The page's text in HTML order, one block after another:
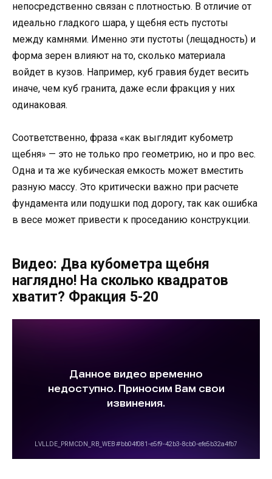
непосредственно связан с плотностью. В отличие от
идеально гладкого шара, у щебня есть пустоты
между камнями. Именно эти пустоты (лещадность) и
форма зерен влияют на то, сколько материала
войдет в кузов. Например, куб гравия будет весить
иначе, чем куб гранита, даже если фракция у них
одинаковая.
Соответственно, фраза «как выглядит кубометр
щебня» — это не только про геометрию, но и про вес.
Одна и та же кубическая емкость может вместить
разную массу. Это критически важно при расчете
фундамента или подушки под дорогу, так как ошибка
в весе может привести к проседанию конструкции.
Видео: Два кубометра щебня
наглядно! На сколько квадратов
хватит? Фракция 5-20